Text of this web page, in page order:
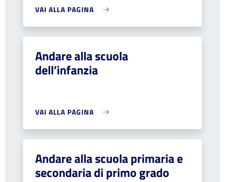
VAI ALLA PAGINA
Andare alla scuola
dell’infanzia
VAI ALLA PAGINA
Andare alla scuola primaria e
secondaria di primo grado